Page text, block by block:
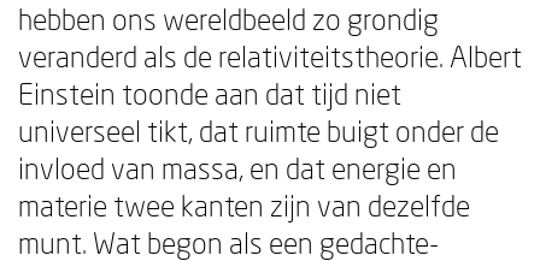
hebben ons wereldbeeld zo grondig
veranderd als de relativiteitstheorie. Albert
Einstein toonde aan dat tijd niet
universeel tikt, dat ruimte buigt onder de
invloed van massa, en dat energie en
materie twee kanten zijn van dezelfde
munt. Wat begon als een gedachte-